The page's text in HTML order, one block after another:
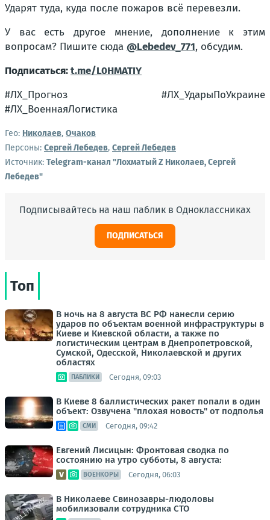
Ударят туда, куда после пожаров всё перевезли.
У вас есть другое мнение, дополнение к этим
вопросам? Пишите сюда @Lebedev_771, обсудим.
Подписаться:t.me/L0HMATIY
#ЛХ_Прогноз #ЛХ_УдарыПоУкраине
#ЛХ_ВоеннаяЛогистика
Гео: Николаев, Очаков
Персоны: Сергей Лебедев, Сергей Лебедев
Источник: Telegram-канал "Лохматый Z Николаев, Сергей
Лебедев"
Подписывайтесь на наш паблик в Одноклассниках
ПОДПИСАТЬСЯ
Топ
В ночь на 8 августа ВС РФ нанесли серию
ударов по объектам военной инфраструктуры в
Киеве и Киевской области, а также по
логистическим центрам в Днепропетровской,
Сумской, Одесской, Николаевской и других
областях
ПАБЛИКИ Сегодня, 09:03
В Киеве 8 баллистических ракет попали в один
объект: Озвучена "плохая новость" от подполья
СМИ Сегодня, 09:42
Евгений Лисицын: Фронтовая сводка по
состоянию на утро субботы, 8 августа:
ВОЕНКОРЫ Сегодня, 06:03
В Николаеве Свинозавры-людоловы
мобилизовали сотрудника СТО